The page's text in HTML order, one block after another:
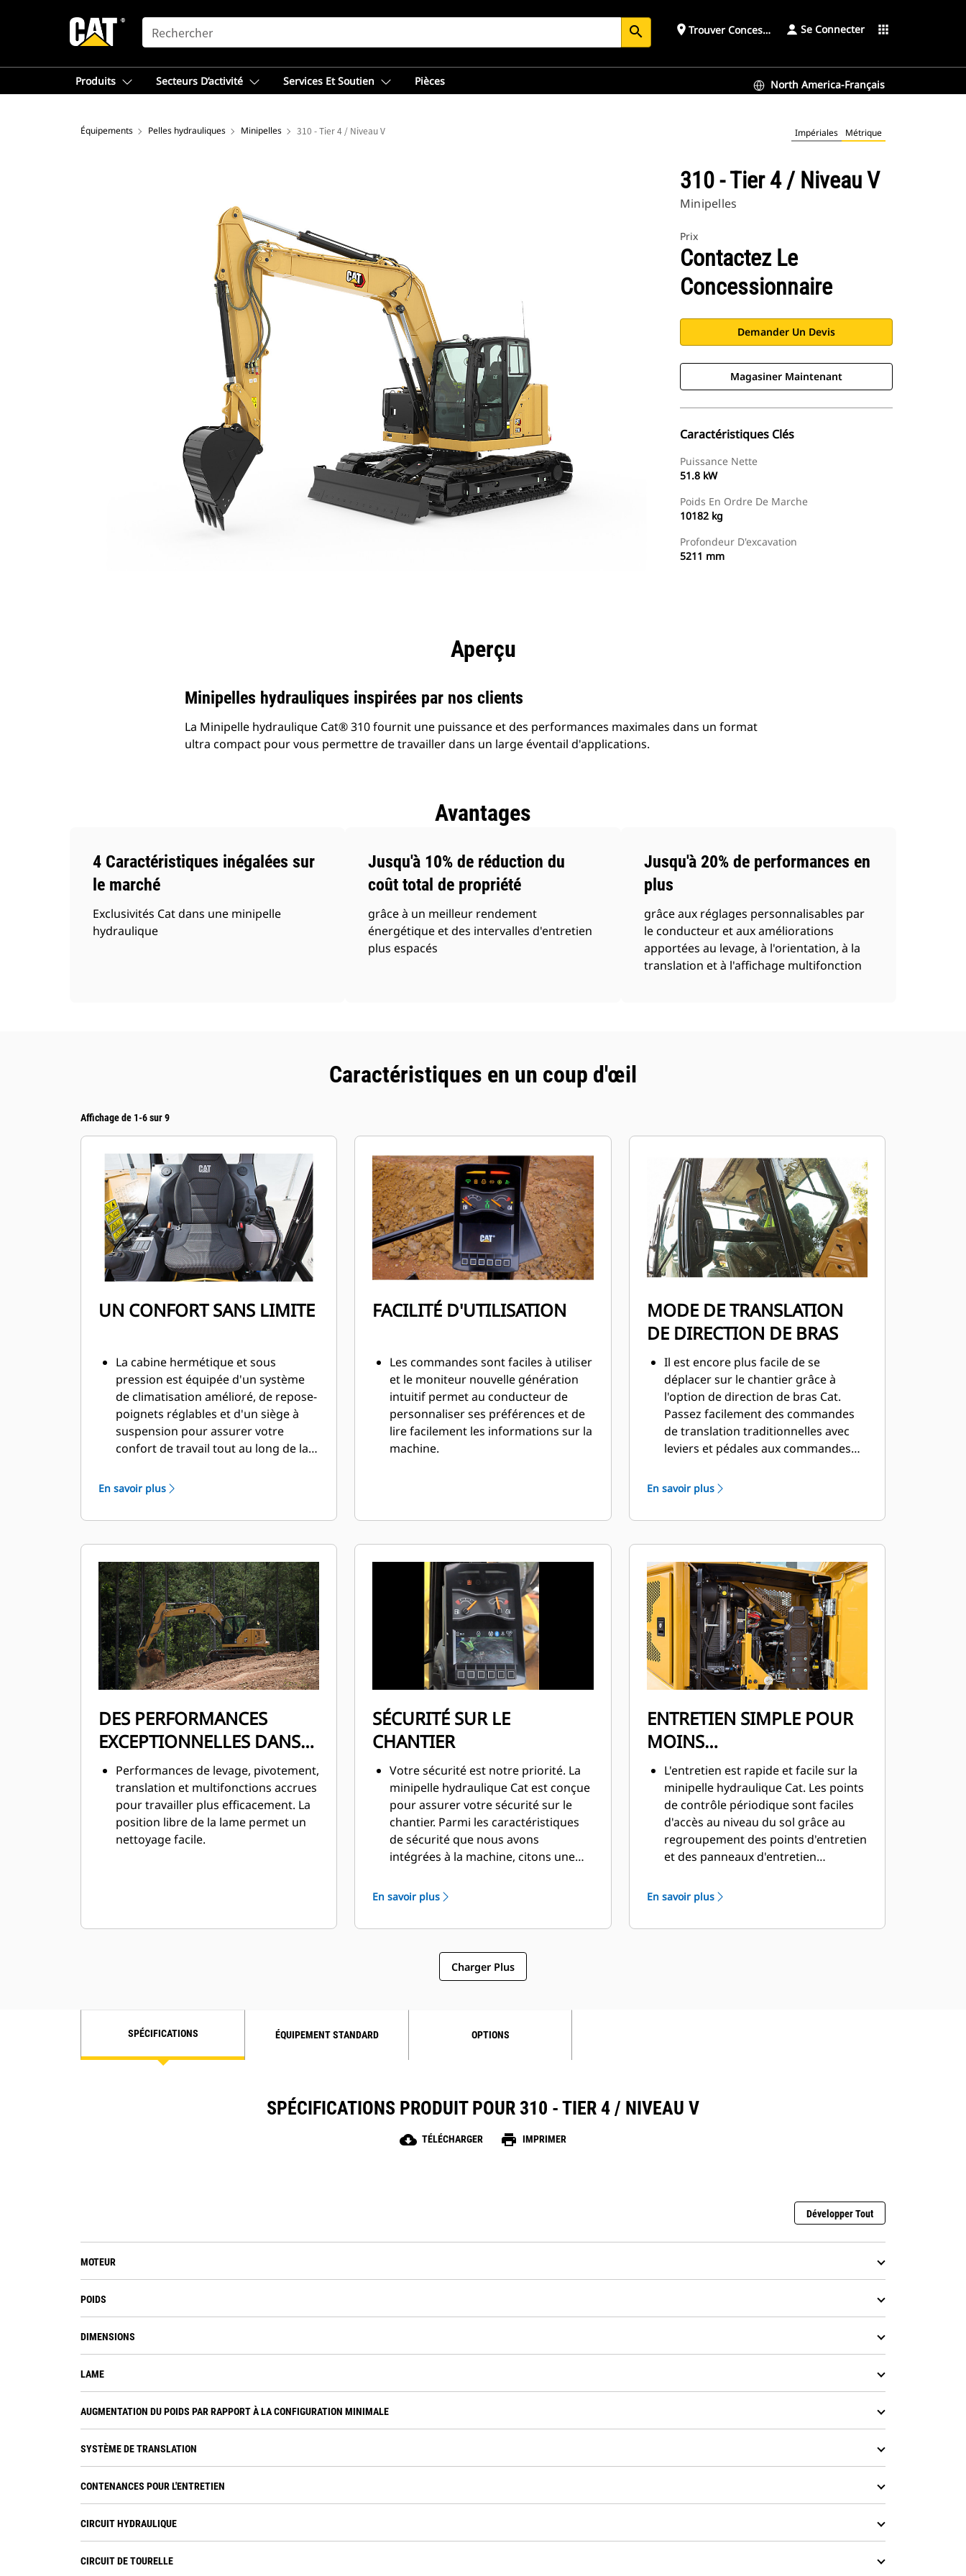
SEARCH search place Trouver ConcessionnaireSe Connecter apps
Produits Secteurs D’activité Services Et Soutien Pièces North America-Français
Équipements Pelles hydrauliques Minipelles 310 - Tier 4 / Niveau V Impériales Métrique
310 - Tier 4 / Niveau V
Minipelles
Prix
Contactez Le
Concessionnaire
Demander Un Devis
Magasiner Maintenant
Caractéristiques Clés
Puissance Nette
51.8 kW
Poids En Ordre De Marche
10182 kg
Profondeur D'excavation
5211 mm
Aperçu
Minipelles hydrauliques inspirées par nos clients
La Minipelle hydraulique Cat® 310 fournit une puissance et des performances maximales dans un format
ultra compact pour vous permettre de travailler dans un large éventail d'applications.
Avantages
4 Caractéristiques inégalées sur
le marché
Exclusivités Cat dans une minipelle
hydraulique
Jusqu'à 10% de réduction du
coût total de propriété
grâce à un meilleur rendement
énergétique et des intervalles d'entretien
plus espacés
Jusqu'à 20% de performances en
plus
grâce aux réglages personnalisables par
le conducteur et aux améliorations
apportées au levage, à l'orientation, à la
translation et à l'affichage multifonction
Caractéristiques en un coup d'œil
Affichage de 1-6 sur 9
UN CONFORT SANS LIMITE
La cabine hermétique et sous
pression est équipée d'un système
de climatisation amélioré, de repose-
poignets réglables et d'un siège à
suspension pour assurer votre
confort de travail tout au long de la
En savoir plus
FACILITÉ D'UTILISATION
Les commandes sont faciles à utiliser
et le moniteur nouvelle génération
intuitif permet au conducteur de
personnaliser ses préférences et de
lire facilement les informations sur la
machine.
MODE DE TRANSLATION
DE DIRECTION DE BRAS
Il est encore plus facile de se
déplacer sur le chantier grâce à
l'option de direction de bras Cat.
Passez facilement des commandes
de translation traditionnelles avec
leviers et pédales aux commandes
pression sur un bouton. Des efforts
moindres et une meilleure maîtrise
sont à portée de main!
En savoir plus
DES PERFORMANCES
EXCEPTIONNELLES DANS
UN FORMAT ULTRA
COMPACT
Performances de levage, pivotement,
translation et multifonctions accrues
pour travailler plus efficacement. La
position libre de la lame permet un
nettoyage facile.
SÉCURITÉ SUR LE
CHANTIER
Votre sécurité est notre priorité. La
minipelle hydraulique Cat est conçue
pour assurer votre sécurité sur le
chantier. Parmi les caractéristiques
de sécurité que nous avons
intégrées à la machine, citons une
courtoisie et une ceinture de sécurité
à enrouleur fluorescente.
En savoir plus
ENTRETIEN SIMPLE POUR
MOINS
D'IMMOBILISATIONS
L'entretien est rapide et facile sur la
minipelle hydraulique Cat. Les points
de contrôle périodique sont faciles
d'accès au niveau du sol grâce au
regroupement des points d'entretien
et des panneaux d'entretien
En savoir plus
Charger Plus
SPÉCIFICATIONS ÉQUIPEMENT STANDARD OPTIONS
SPÉCIFICATIONS PRODUIT POUR 310 - TIER 4 / NIVEAU V
cloud_download TÉLÉCHARGER print IMPRIMER
Développer Tout
MOTEUR
POIDS
DIMENSIONS
LAME
AUGMENTATION DU POIDS PAR RAPPORT À LA CONFIGURATION MINIMALE
SYSTÈME DE TRANSLATION
CONTENANCES POUR L'ENTRETIEN
CIRCUIT HYDRAULIQUE
CIRCUIT DE TOURELLE